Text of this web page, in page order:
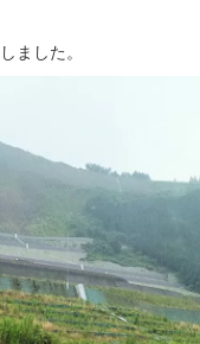
ました。